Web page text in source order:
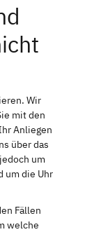
Wir
mit den
Anliegen
über das
um
um die Uhr
Fällen
welche